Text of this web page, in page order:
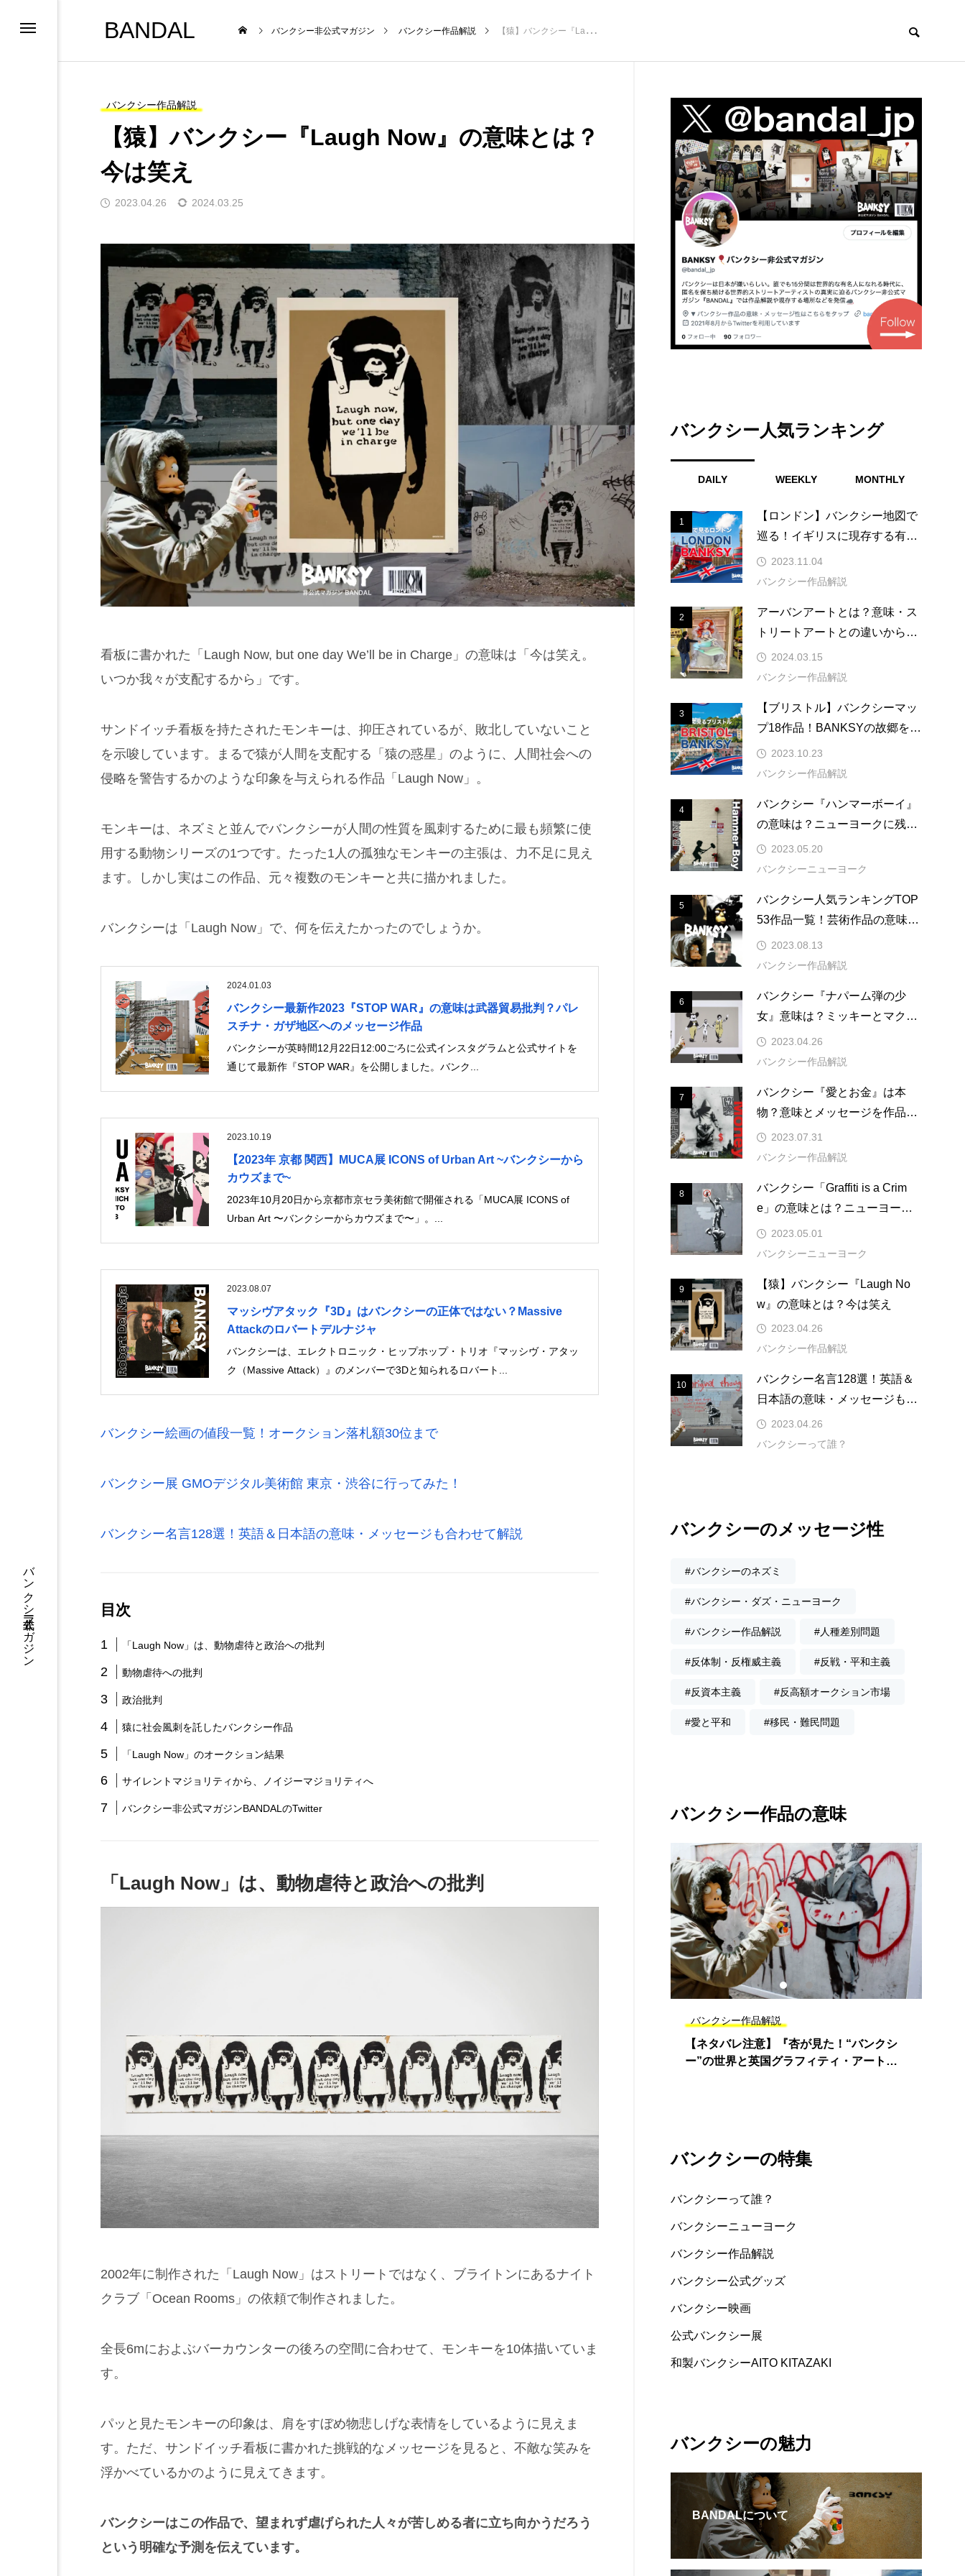
バンクシー非公式マガジン
バンクシー作品解説
バンクシー最新作『M+
C／愛の宣教者会』意
味は授乳の聖母？
BANDAL
2024.12.17
【偽物バンクシー】偽
造工房を摘発、詐欺容
疑・知的財産権侵害の
疑いで4人逮捕
BANDAL
2024.03.09
バンクシーニューヨー
バンクシー「Inflatable
Throw-Up（インフレ
ータブルスローアッ
プ）」の意味とは？ニ
ューヨーク最終日31日
目
BANDAL
2023.07.15
TAG LIST
タグ一覧
#バンクシー作品解説
#人種差別問題 #人道的支援活動 #反戦・平和主義
#移民・難民問題
BANDAL バンクシー非公式マガジン バンクシー作品解説 【猿】バンクシー『Laugh Now』の意味とは？今は笑え
バンクシー作品解説
【猿】バンクシー『Laugh Now』の意味とは？
今は笑え
2023.04.26 2024.03.25
看板に書かれた「Laugh Now, but one day We’ll be in Charge」の意味は「今は笑え。
いつか我々が支配するから」です。
サンドイッチ看板を持たされたモンキーは、抑圧されているが、敗北していないこと
を示唆しています。まるで猿が人間を支配する「猿の惑星」のように、人間社会への
侵略を警告するかのような印象を与えられる作品「Laugh Now」。
モンキーは、ネズミと並んでバンクシーが人間の性質を風刺するために最も頻繁に使
用する動物シリーズの1つです。たった1人の孤独なモンキーの主張は、力不足に見え
ます。しかし実はこの作品、元々複数のモンキーと共に描かれました。
バンクシーは「Laugh Now」で、何を伝えたかったのでしょうか。
2024.01.03
バンクシー最新作2023『STOP WAR』の意味は武器貿易批判？パレ
スチナ・ガザ地区へのメッセージ作品
バンクシーが英時間12月22日12:00ごろに公式インスタグラムと公式サイトを
通じて最新作『STOP WAR』を公開しました。バンク...
2023.10.19
【2023年 京都 関西】MUCA展 ICONS of Urban Art ~バンクシーから
カウズまで~
2023年10月20日から京都市京セラ美術館で開催される「MUCA展 ICONS of
Urban Art 〜バンクシーからカウズまで〜」。...
2023.08.07
マッシヴアタック『3D』はバンクシーの正体ではない？Massive
Attackのロバートデルナジャ
バンクシーは、エレクトロニック・ヒップホップ・トリオ『マッシヴ・アタッ
ク（Massive Attack）』のメンバーで3Dと知られるロバート...
バンクシー絵画の値段一覧！オークション落札額30位まで
バンクシー展 GMOデジタル美術館 東京・渋谷に行ってみた！
バンクシー名言128選！英語＆日本語の意味・メッセージも合わせて解説
目次
「Laugh Now」は、動物虐待と政治への批判
動物虐待への批判
政治批判
猿に社会風刺を託したバンクシー作品
「Laugh Now」のオークション結果
サイレントマジョリティから、ノイジーマジョリティへ
バンクシー非公式マガジンBANDALのTwitter
「Laugh Now」は、動物虐待と政治への批判
2002年に制作された 「Laugh Now」 はストリートではなく、ブライトンにあるナイト
クラブ「Ocean Rooms」の依頼で制作されました。
全長6mにおよぶバーカウンターの後ろの空間に合わせて、モンキーを10体描いていま
す。
パッと見たモンキーの印象は、肩をすぼめ物悲しげな表情をしているように見えま
す。ただ、サンドイッチ看板に書かれた挑戦的なメッセージを見ると、不敵な笑みを
浮かべているかのように見えてきます。
バンクシーはこの作品で、望まれず虐げられた人々が苦しめる者に立ち向かうだろう
という明確な予測を伝えています。
バンクシー人気ランキング
DAILY WEEKLY MONTHLY
1
【ロンドン】バンクシー地図で
巡る！イギリスに現存する有名
なネズミの作品などの場所
2023.11.04
バンクシー作品解説
2
アーバンアートとは？意味・ス
トリートアートとの違いからア
ーバンアーティストの紹介まで
2024.03.15
バンクシー作品解説
3
【ブリストル】バンクシーマッ
プ18作品！BANKSYの故郷を巡
るデジタルツアーへご案内
2023.10.23
バンクシー作品解説
4
バンクシー『ハンマーボーイ』
の意味は？ニューヨークに残る
場所はゼイバース近く
2023.05.20
バンクシーニューヨーク
5
バンクシー人気ランキングTOP
53作品一覧！芸術作品の意味・
メッセージ性を解説
2023.08.13
バンクシー作品解説
6
バンクシー『ナパーム弾の少
女』意味は？ミッキーとマクド
ナルドが連れてくアメリカ化
2023.04.26
バンクシー作品解説
7
バンクシー『愛とお金』は本
物？意味とメッセージを作品解
説！壁紙を買ってみた
2023.07.31
バンクシー作品解説
8
バンクシー「Graffiti is a Crim
e」の意味とは？ニューヨーク1
日目2023.05.01
バンクシーニューヨーク
9
【猿】バンクシー『Laugh No
w』の意味とは？今は笑え
2023.04.26
バンクシー作品解説
10
バンクシー名言128選！英語＆
日本語の意味・メッセージも合
わせて解説
2023.04.26
バンクシーって誰？
バンクシーのメッセージ性
#バンクシーのネズミ
#バンクシー・ダズ・ニューヨーク
#バンクシー作品解説 #人種差別問題
#反体制・反権威主義 #反戦・平和主義
#反資本主義 #反高額オークション市場
#愛と平和 #移民・難民問題
バンクシー作品の意味
【猿】バンクシー『Laugh Now』の意味
とは？今は笑え
バンクシー作品解説
【ネタバレ注意】『杏が見た！“バンクシ
ー”の世界と英国グラフィティ・アートの
バンクシーの特集
バンクシーって誰？
バンクシーニューヨーク
バンクシー作品解説
バンクシー公式グッズ
バンクシー映画
公式バンクシー展
和製バンクシーAITO KITAZAKI
バンクシーの魅力
BANDALについて